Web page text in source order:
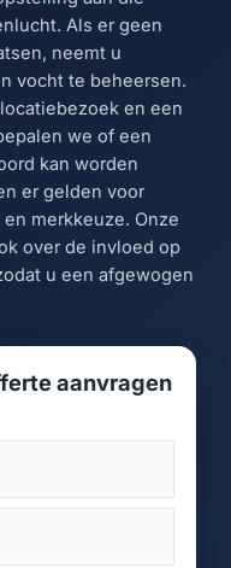
Als er geen
neemt u
vocht te beheersen.
en een
we of een
kan worden
er gelden voor
merkkeuze. Onze
over de invloed op
u een afgewogen
aanvragen